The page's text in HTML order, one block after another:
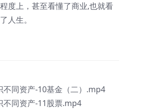
度上，甚至看懂了商业,也就看
人生。
不同资产-10基金（二）.mp4
不同资产-11股票.mp4